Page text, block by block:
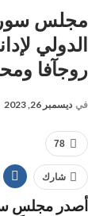
مجلس
الدولي
روجآفا
في ديسمبر 26, 2023
78
شارك
أصدر مجلس